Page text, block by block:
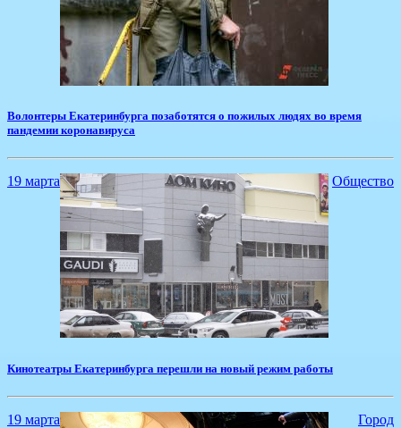
Волонтеры Екатеринбурга позаботятся о пожилых людях во время
пандемии коронавируса
19 марта Общество
Кинотеатры Екатеринбурга перешли на новый режим работы
19 марта Город